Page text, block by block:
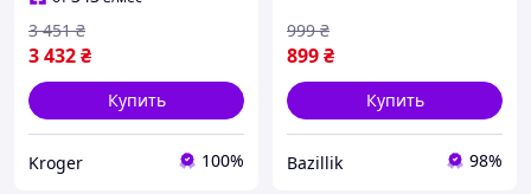
3 432₴
3 451 ₴
Купить
Kroger 100%
899₴
999 ₴
Купить
Bazillik 98%